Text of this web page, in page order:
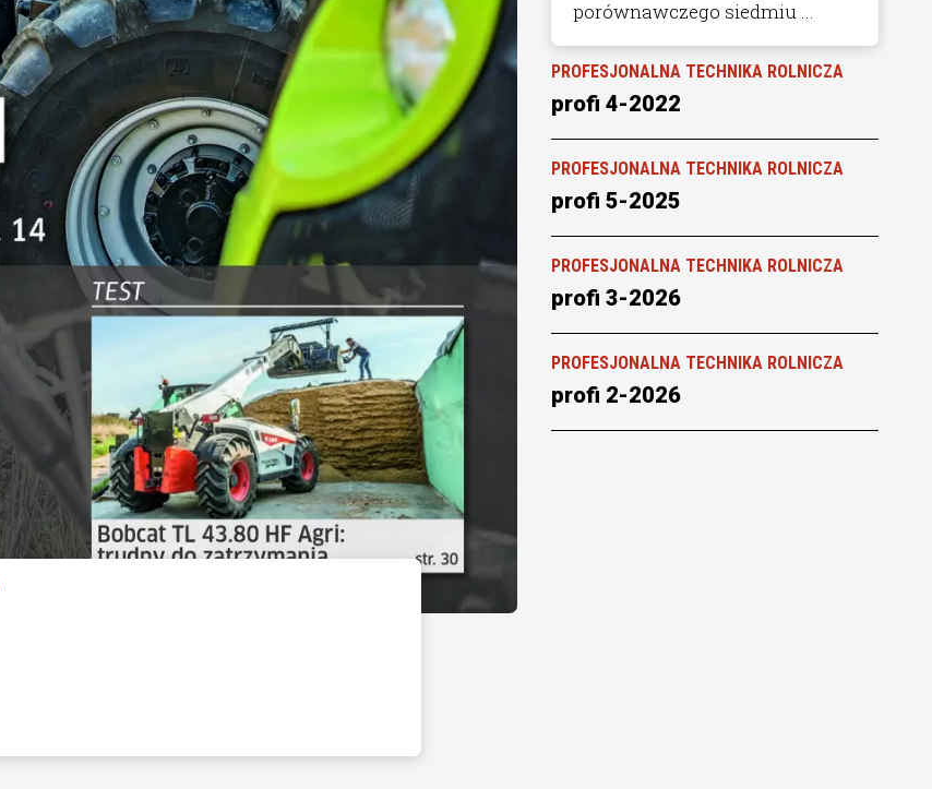
porównawczego siedmiu ...
PROFESJONALNA TECHNIKA ROLNICZA
profi 4-2022
PROFESJONALNA TECHNIKA ROLNICZA
profi 5-2025
PROFESJONALNA TECHNIKA ROLNICZA
profi 3-2026
PROFESJONALNA TECHNIKA ROLNICZA
profi 2-2026